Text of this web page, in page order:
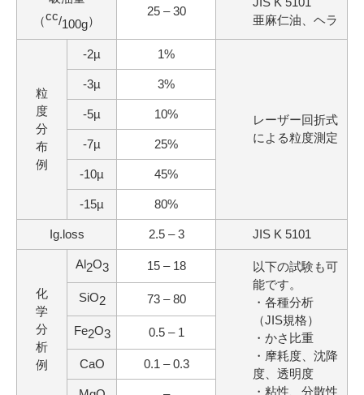
（cc/100g）
25 – 30
亜麻仁油、ヘラ
粒
度
分
布
例
-2µ 1%
レーザー回折式
による粒度測定
-3µ 3%
-5µ 10%
-7µ 25%
-10µ 45%
-15µ 80%
Ig.loss 2.5 – 3 JIS K 5101
化
学
分
析
例
Al2O3 15 – 18
以下の試験も可
能です。
・各種分析
（JIS規格）
・かさ比重
・摩耗度、沈降
度、透明度
・粘性、分散性
SiO2 73 – 80
Fe2O3 0.5 – 1
CaO 0.1 – 0.3